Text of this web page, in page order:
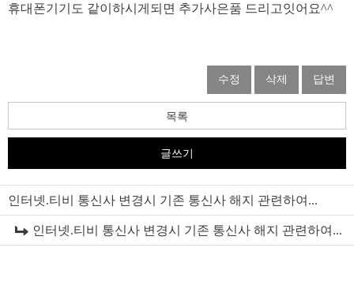
휴대폰기기도 같이하시게되면 추가사은품 드리고잇어요^^
수정 삭제 답변
목록
글쓰기
인터넷.티비 통신사 변경시 기존 통신사 해지 관련하여...
인터넷.티비 통신사 변경시 기존 통신사 해지 관련하여...